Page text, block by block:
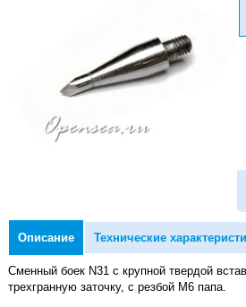
Описание Технические
Сменный боек N31 с крупной твердой
трехгранную заточку, с резбой M6 папа.